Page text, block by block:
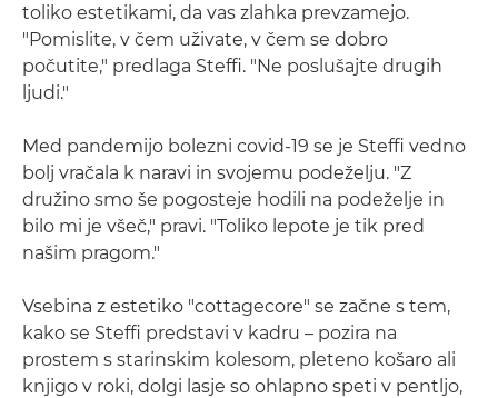
toliko estetikami, da vas zlahka prevzamejo.
"Pomislite, v čem uživate, v čem se dobro
počutite," predlaga Steffi. "Ne poslušajte drugih
ljudi."
Med pandemijo bolezni covid-19 se je Steffi vedno
bolj vračala k naravi in svojemu podeželju. "Z
družino smo še pogosteje hodili na podeželje in
bilo mi je všeč," pravi. "Toliko lepote je tik pred
našim pragom."
Vsebina z estetiko "cottagecore" se začne s tem,
kako se Steffi predstavi v kadru – pozira na
prostem s starinskim kolesom, pleteno košaro ali
knjigo v roki, dolgi lasje so ohlapno speti v pentljo,